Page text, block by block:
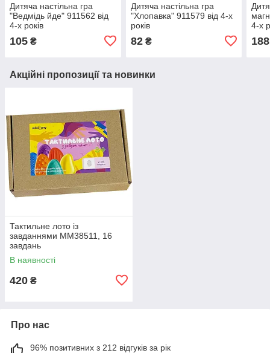
Дитяча настільна гра
"Ведмідь йде" 911562 від
4-х років
105 ₴
Дитяча настільна гра
"Хлопавка" 911579 від 4-х
років
82₴
4-х
188
Акційні пропозиції та новинки
Тактильне лото із
завданнями MM38511, 16
завдань
В наявності
420 ₴
Про нас
96% позитивних з 212 відгуків за рік